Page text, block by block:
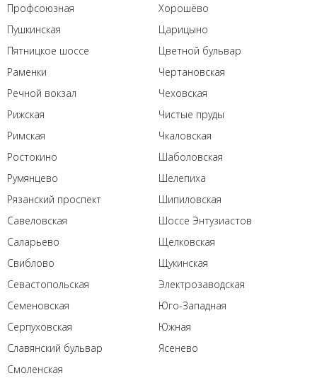
Профсоюзная
Пушкинская
Пятницкое шоссе
Раменки
Речной вокзал
Рижская
Римская
Ростокино
Румянцево
Рязанский проспект
Савеловская
Саларьево
Свиблово
Севастопольская
Семеновская
Серпуховская
Славянский бульвар
Смоленская
Хорошёво
Царицыно
Цветной бульвар
Чертановская
Чеховская
Чистые пруды
Чкаловская
Шаболовская
Шелепиха
Шипиловская
Шоссе Энтузиастов
Щелковская
Щукинская
Электрозаводская
Юго-Западная
Южная
Ясенево